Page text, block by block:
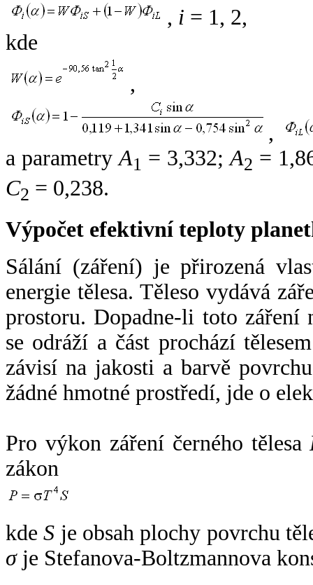
, i = 1, 2,
kde
,
,
a parametryA1 = 3,332;A2 =
C2 = 0,238.
Výpočet efektivní teploty
Sálání (záření) je přirozená
energie tělesa. Těleso vydává
prostoru. Dopadne-li toto záření
se odráží a část prochází
závisí na jakosti a barvě
žádné hmotné prostředí, jde o
Pro výkon záření černého tělesa
zákon
kdeS je obsah plochy povrchu
σje Stefanova-Boltzmannova